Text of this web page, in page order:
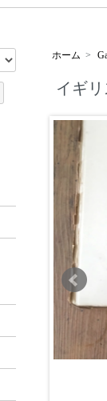
ホーム >
イギ